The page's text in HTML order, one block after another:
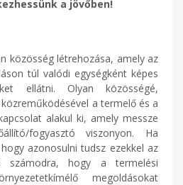
a jövőben!
közösség létrehozása, amely az
túl valódi egységként képes
ellátni. Olyan közösségé,
a termelő és a
alakul ki, amely messze
fogyasztó viszonyon. Ha
azonosulni tudsz ezekkel az
számodra, hogy a termelési
megoldásokat